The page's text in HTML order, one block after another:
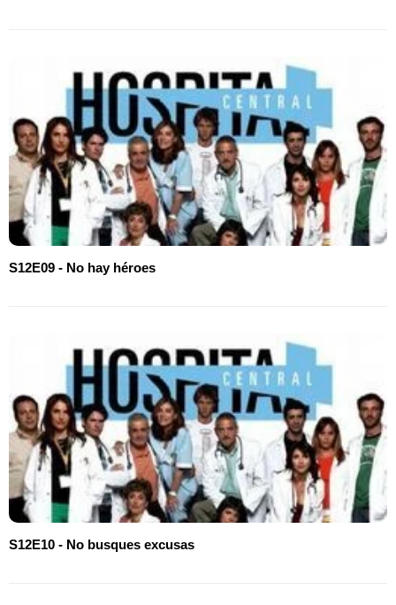
S12E09 - No hay héroes
S12E10 - No busques excusas